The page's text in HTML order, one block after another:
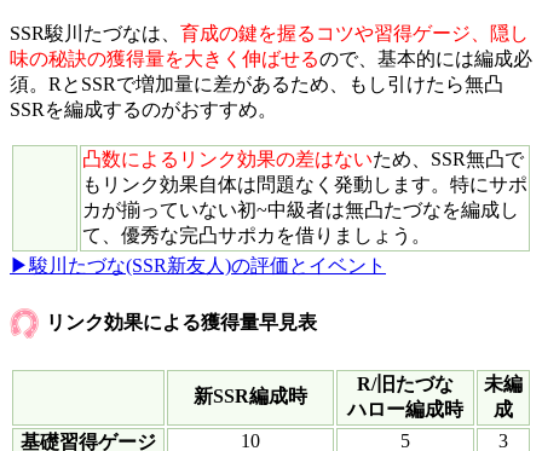
SSR駿川たづなは、 育成の鍵を握るコツや習得ゲージ、隠し
味の秘訣の獲得量を大きく伸ばせるので、基本的には編成必
須。RとSSRで増加量に差があるため、もし引けたら無凸
SSRを編成するのがおすすめ。
凸数によるリンク効果の差はないため、SSR無凸で
もリンク効果自体は問題なく発動します。特にサポ
カが揃っていない初~中級者は無凸たづなを編成し
て、優秀な完凸サポカを借りましょう。
▶駿川たづな(SSR新友人)の評価とイベント
リンク効果による獲得量早見表
新SSR編成時
R/旧たづな
ハロー編成時
未編
成
基礎習得ゲージ
10 5 3